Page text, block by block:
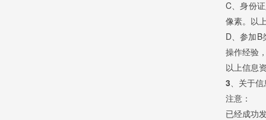
C、身份
像素。以
D、参加B
操作经验
以上信息
3、关于
注意：
已经成功